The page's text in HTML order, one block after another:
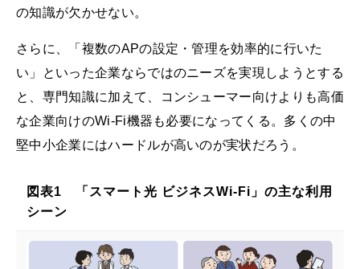
の知識が欠かせない。
さらに、「複数のAPの設定・管理を効率的に行いた
い」といった企業ならではのニーズを実現しようとする
と、専門知識に加えて、コンシューマー向けよりも高価
な企業向けのWi-Fi機器も必要になってくる。多くの中
堅中小企業にはハードルが高いのが実状だろう。
図表1 「スマート光 ビジネスWi-Fi」の主な利用
シーン